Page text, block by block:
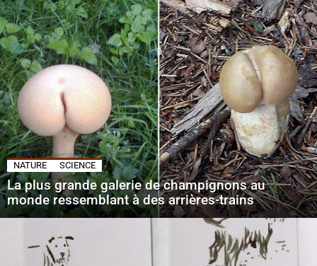
NATURE SCIENCE
La plus grande galerie de champignons au
monde ressemblant à des arrières-trains